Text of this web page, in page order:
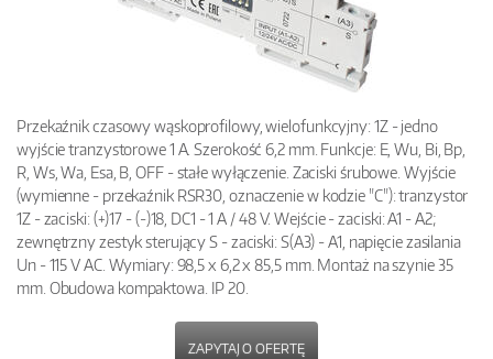
Przekaźnik czasowy wąskoprofilowy, wielofunkcyjny: 1Z - jedno
wyjście tranzystorowe 1 A. Szerokość 6,2 mm. Funkcje: E, Wu, Bi, Bp,
R, Ws, Wa, Esa, B, OFF - stałe wyłączenie. Zaciski śrubowe. Wyjście
(wymienne - przekaźnik RSR30, oznaczenie w kodzie "C"): tranzystor
1Z - zaciski: (+)17 - (-)18, DC1 - 1 A / 48 V. Wejście - zaciski: A1 - A2;
zewnętrzny zestyk sterujący S - zaciski: S(A3) - A1, napięcie zasilania
Un - 115 V AC. Wymiary: 98,5 x 6,2 x 85,5 mm. Montaż na szynie 35
mm. Obudowa kompaktowa. IP 20.
ZAPYTAJ O OFERTĘ